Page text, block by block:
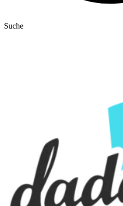
Suche